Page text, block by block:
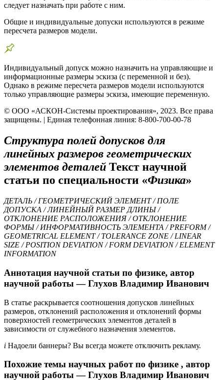
следует назначать при работе с ним.
Общие и индивидуальные допуски используются в режиме
пересчета размеров модели.
Индивидуальный допуск можно назначить на управляющие и
информационные размеры эскиза (с переменной и без).
Однако в режиме пересчета размеров модели используются
только управляющие размеры эскиза, имеющие переменную.
© ООО «АСКОН-Системы проектирования», 2023. Все права
защищены. | Единая телефонная линия: 8-800-700-00-78
Структура полей допусков для
линейных размеров геометрических
элементов деталей Текст научной
статьи по специальности «Физика»
ДЕТАЛЬ / ГЕОМЕТРИЧЕСКИЙ ЭЛЕМЕНТ / ПОЛЕ
ДОПУСКА / ЛИНЕЙНЫЙ РАЗМЕР ДЛИНЫ /
ОТКЛОНЕНИЕ РАСПОЛОЖЕНИЯ / ОТКЛОНЕНИЕ
ФОРМЫ / ИНФОРМАТИВНОСТЬ ЭЛЕМЕНТА / PREFORM /
GEOMETRICAL ELEMENT / TOLERANCE ZONE / LINEAR
SIZE / POSITION DEVIATION / FORM DEVIATION / ELEMENT
INFORMATION
Аннотация научной статьи по физике, автор
научной работы — Глухов Владимир Иванович
В статье раскрывается соотношения допусков линейных
размеров, отклонений расположения и отклонений формы
поверхностей геометрических элементов деталей в
зависимости от служебного назначения элементов.
i Надоели баннеры? Вы всегда можете отключить рекламу.
Похожие темы научных работ по физике , автор
научной работы — Глухов Владимир Иванович